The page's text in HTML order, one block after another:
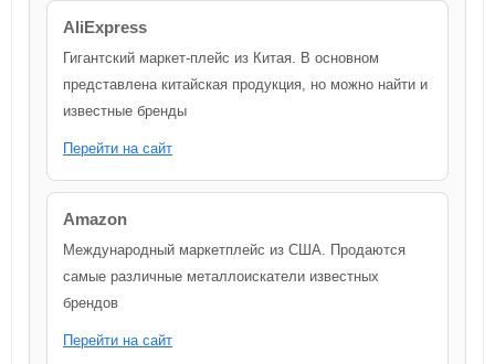
AliExpress
Гигантский маркет-плейс из Китая. В основном
представлена китайская продукция, но можно найти и
известные бренды
Перейти на сайт
Amazon
Международный маркетплейс из США. Продаются
самые различные металлоискатели известных
брендов
Перейти на сайт